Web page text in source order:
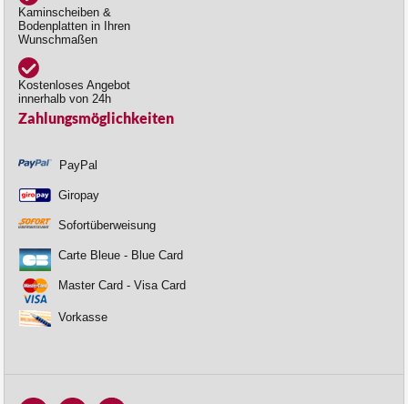
Kaminscheiben &
Bodenplatten in Ihren
Wunschmaßen
Kostenloses Angebot
innerhalb von 24h
Zahlungsmöglichkeiten
PayPal
Giropay
Sofortüberweisung
Carte Bleue - Blue Card
Master Card - Visa Card
Vorkasse